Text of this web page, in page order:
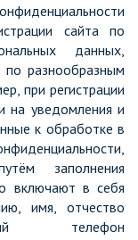
сайта по
данных,
по разнообразным
при регистрации
на уведомления и
к обработке в
заполнения
включают в себя
имя, отчество
телефон